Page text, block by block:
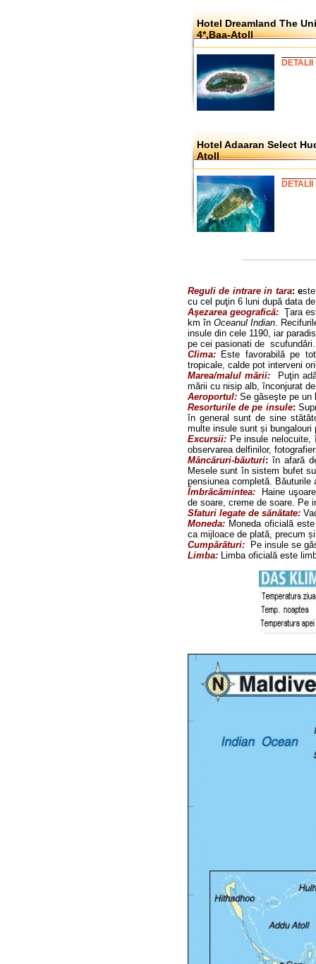
Hotel Dreamland The
4*,Baa-Atoll
DETALII
Hotel Adaaran Select
Atoll
DETALII
Reguli de intrare in tara: e
cu cel puţin 6 luni după data
Aşezarea geografică: Ţara
km în Oceanul Indian.
insule din cele 1190, iar
pe cei pasionati de scufundări.
Clima: Este favorabilă pe
tropicale, calde pot interveni
Marea/malul mării:
Puţin
mării cu nisip alb, înconjurat
Aeroportul: Se găseşte pe un
Resorturile de pe insule:
în general sunt de sine
multe insule sunt și bungalouri
Excursii: Pe insule
observarea delfinilor,
Mâncăruri-băuturi: în afară
Mesele sunt în sistem bufet
pensiunea completă.
Îmbrăcămintea:
Haine
de soare, creme de soare. Pe
Sfaturi legate de sănătate:
Moneda: Moneda oficială
ca mijloace de plată, precum
Cumpărături:
Pe insule se
Limba: Limba oficială este